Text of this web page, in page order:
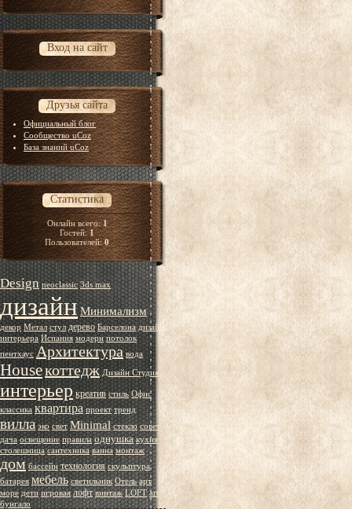
Вход на сайт
Друзья сайта
Официальный блог
Сообщество uCoz
База знаний uCoz
Статистика
Онлайн всего:1
Гостей:1
Пользователей:0
Design neoclassic 3ds max
дизайнМинимализм
декор Метал стул дерево Барселона дизайн
интерьера Испания модерн потолок
пентхаус Архитектура вода
Houseкоттедж Дизайн Студия
интерьер креатив стиль Офис
классика квартира проект тренд
вилла эко свет Minimal стекло совет
дача освещение правила однушка кухня
столешница сантехника ванна монтаж
дом бассейн технология скульптура
батарея мебель светильник Отель арт
море дети игровая лофт винтаж LOFT art
бунгало